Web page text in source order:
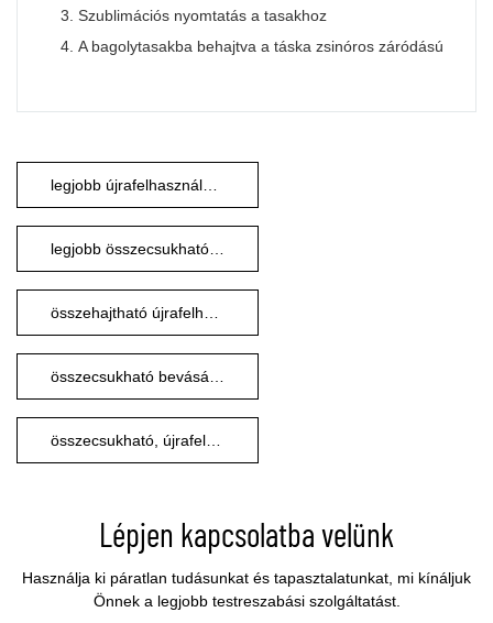
3. Szublimációs nyomtatás a tasakhoz
4. A bagolytasakba behajtva a táska zsinóros záródású
Lépjen kapcsolatba velünk
Használja ki páratlan tudásunkat és tapasztalatunkat, mi kínáljuk
Önnek a legjobb testreszabási szolgáltatást.